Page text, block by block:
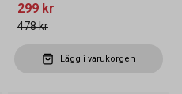
299 kr
478 kr
Lägg i varukorgen